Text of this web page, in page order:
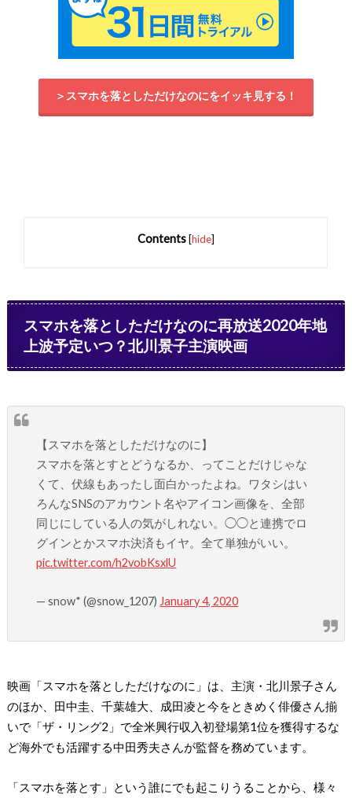
＞スマホを落としただけなのにをイッキ見する！
Contents [hide]
スマホを落としただけなのに再放送2020年地
上波予定いつ？北川景子主演映画
【スマホを落としただけなのに】
スマホを落とすとどうなるか、ってことだけじゃな
くて、伏線もあったし面白かったよね。ワタシはい
ろんなSNSのアカウント名やアイコン画像を、全部
同じにしている人の気がしれない。◯◯と連携でロ
グインとかスマホ決済もイヤ。全て単独がいい。
pic.twitter.com/h2vobKsxlU
— snow* (@snow_1207) January 4, 2020
映画「スマホを落としただけなのに」は、主演・北川景子さん
のほか、田中圭、千葉雄大、成田凌と今をときめく俳優さん揃
いで「ザ・リング2」で全米興行収入初登場第1位を獲得するな
ど海外でも活躍する中田秀夫さんが監督を務めています。
「スマホを落とす」という誰にでも起こりうることから、様々